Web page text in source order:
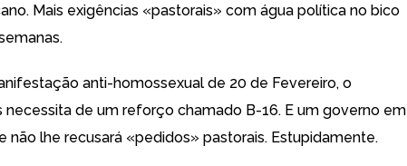
. Mais exigências «pastorais» com água política no bico
anti-homossexual de 20 de Fevereiro, o
de um reforço chamado B-16. E um governo em
não lhe recusará «pedidos» pastorais. Estupidamente.